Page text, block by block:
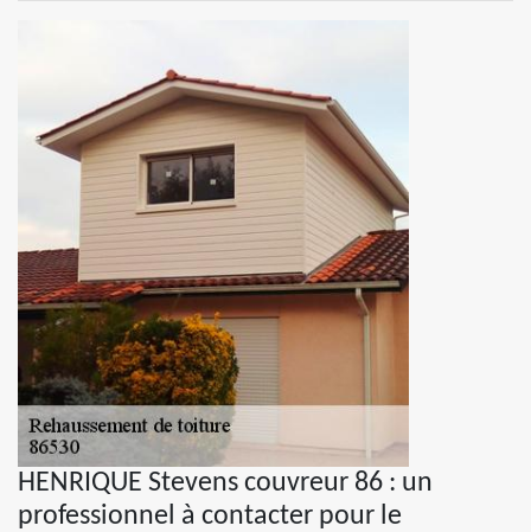
HENRIQUE Stevens couvreur 86 : un
professionnel à contacter pour le